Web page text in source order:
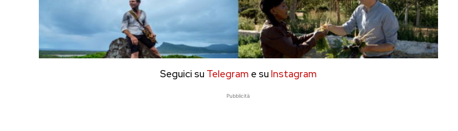
Seguici su Telegram e su Instagram
Pubblicità